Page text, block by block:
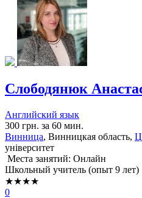
Слободянюк
Английский язык
300 грн. за 60 мин.
Винница, Винницкая область,
університет
Места занятий: Онлайн
Школьный учитель (опыт 9 лет)
★★★★
0